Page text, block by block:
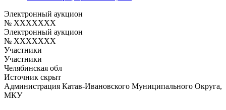
Электронный аукцион
№ XXXXXXX
Электронный аукцион
№ XXXXXXX
Участники
Участники
Челябинская обл
Источник скрыт
Администрация Катав-Ивановского Муниципального Округа,
МКУ